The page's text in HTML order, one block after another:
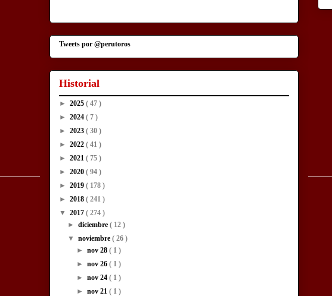
Tweets por @perutoros
Historial
► 2025 ( 47 )
► 2024 ( 7 )
► 2023 ( 30 )
► 2022 ( 41 )
► 2021 ( 75 )
► 2020 ( 94 )
► 2019 ( 178 )
► 2018 ( 241 )
▼ 2017 ( 274 )
►diciembre( 12 )
▼noviembre( 26 )
► nov 28 ( 1 )
► nov 26 ( 1 )
► nov 24 ( 1 )
► nov 21 ( 1 )